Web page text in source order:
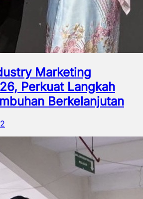
Marketing
Perkuat Langkah
Berkelanjutan